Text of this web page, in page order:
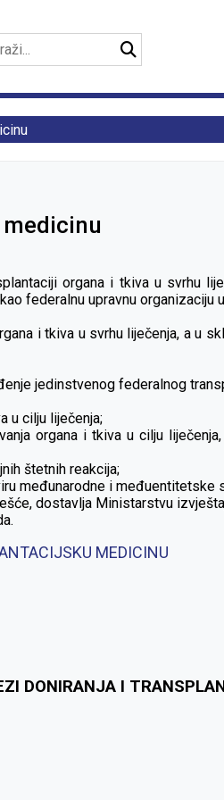
organa i tkiva u svrhu
federalnu upravnu organizaciju
i tkiva u svrhu liječenja, a u
jedinstvenog federalnog
u cilju liječenja;
organa i tkiva u cilju
štetnih reakcija;
međunarodne i međuentitetske
dostavlja Ministarstvu
MEDICINU
DONIRANJA I